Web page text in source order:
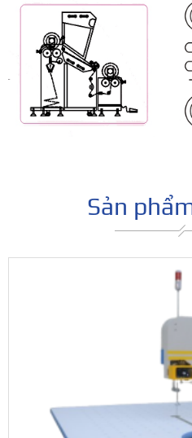
Sản